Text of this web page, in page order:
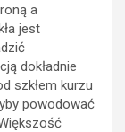
a
jest
dokładnie
szkłem kurzu
powodować